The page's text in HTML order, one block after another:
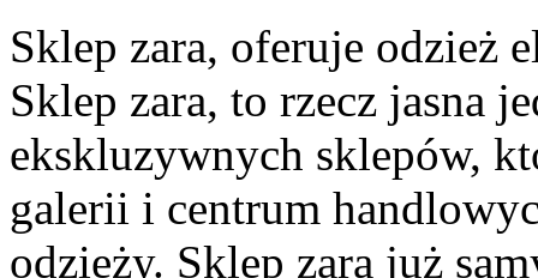
Sklep zara, oferuje odzież
Sklep zara, to rzecz jasna
ekskluzywnych sklepów,
galerii i centrum
odzieży. Sklep zara już